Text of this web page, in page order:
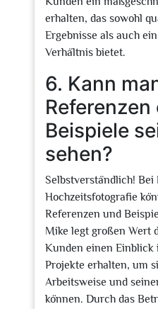
erhalten, das sowohl
Ergebnisse als auch
Verhältnis bietet.
6. Kann
Beispiele
sehen?
Selbstverständlich! Bei
Hochzeitsfotografie
Referenzen und
Mike legt großen Wert
Kunden einen Einblick
Projekte erhalten, um
Arbeitsweise und
können. Durch das